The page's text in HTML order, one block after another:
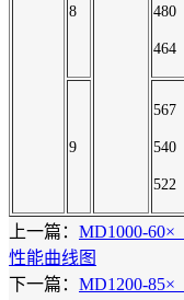
8 480
464
9
567
540
522
上一篇： MD1000-60×
性能曲线图
下一篇： MD1200-85×